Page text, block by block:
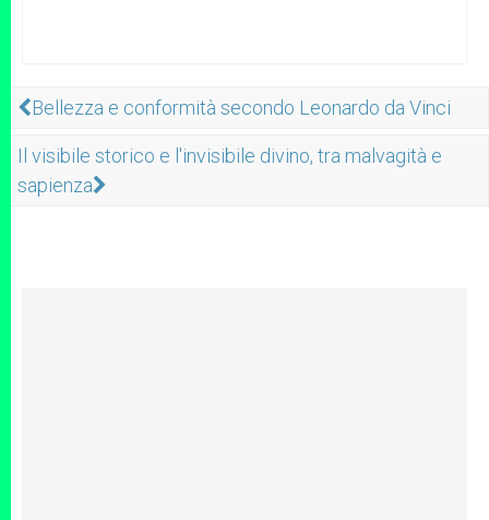
Bellezza e conformità secondo Leonardo da Vinci
Il visibile storico e l'invisibile divino, tra malvagità e
sapienza